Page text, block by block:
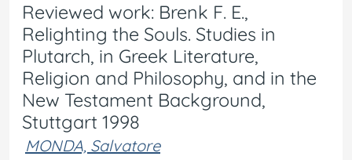
Reviewed work: Brenk F. E.,
Relighting the Souls. Studies in
Plutarch, in Greek Literature,
Religion and Philosophy, and in the
New Testament Background,
Stuttgart 1998
MONDA, Salvatore